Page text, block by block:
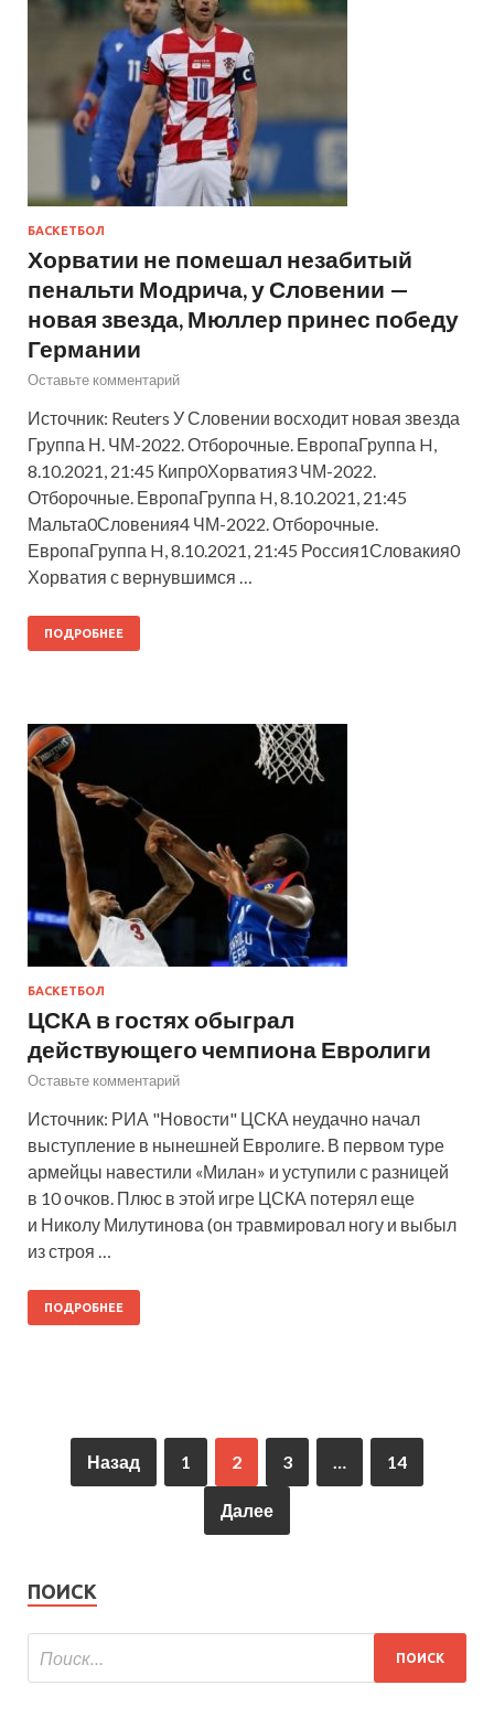
БАСКЕТБОЛ
Хорватии не помешал незабитый
пенальти Модрича, у Словении —
новая звезда, Мюллер принес победу
Германии
Оставьте комментарий
Источник: Reuters У Словении восходит новая звезда
Группа Н. ЧМ-2022. Отборочные. ЕвропаГруппа H,
8.10.2021, 21:45 Кипр0Хорватия3 ЧМ-2022.
Отборочные. ЕвропаГруппа H, 8.10.2021, 21:45
Мальта0Словения4 ЧМ-2022. Отборочные.
ЕвропаГруппа H, 8.10.2021, 21:45 Россия1Словакия0
Хорватия с вернувшимся …
ПОДРОБНЕЕ
БАСКЕТБОЛ
ЦСКА в гостях обыграл
действующего чемпиона Евролиги
Оставьте комментарий
Источник: РИА "Новости" ЦСКА неудачно начал
выступление в нынешней Евролиге. В первом туре
армейцы навестили «Милан» и уступили с разницей
в 10 очков. Плюс в этой игре ЦСКА потерял еще
и Николу Милутинова (он травмировал ногу и выбыл
из строя …
ПОДРОБНЕЕ
Назад 1 2 3 … 14
Далее
ПОИСК